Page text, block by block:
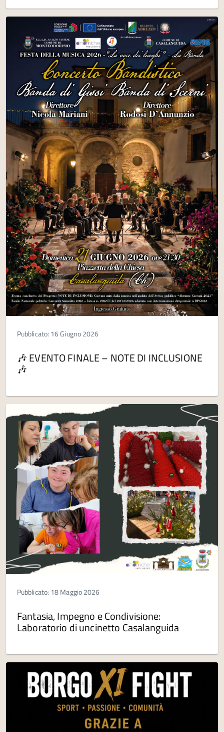
Pubblicato: 16 Giugno 2026
🎶 EVENTO FINALE – NOTE DI INCLUSIONE
🎶
Pubblicato: 18 Maggio 2026
Fantasia, Impegno e Condivisione:
Laboratorio di uncinetto Casalanguida